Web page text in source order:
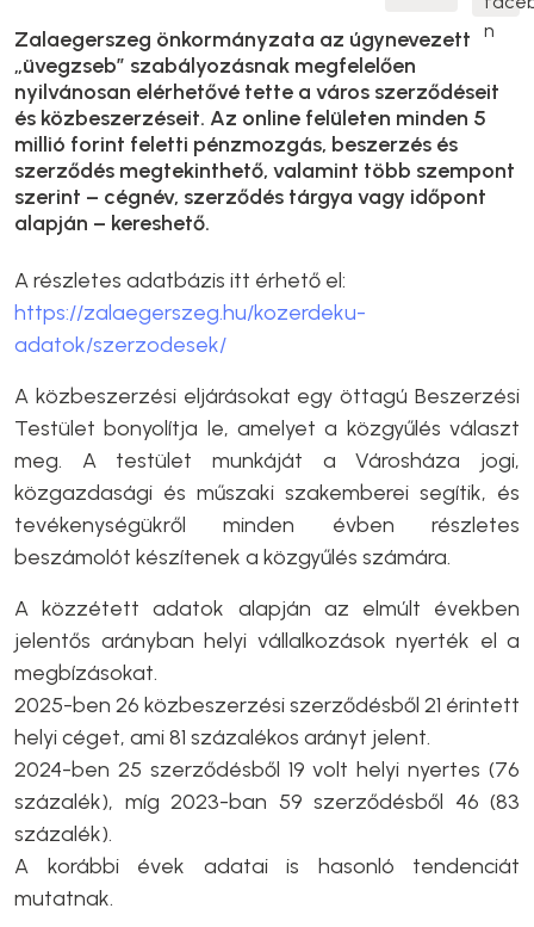
Zalaegerszeg önkormányzata az úgynevezett
„üvegzseb” szabályozásnak megfelelően
nyilvánosan elérhetővé tette a város szerződéseit
és közbeszerzéseit. Az online felületen minden 5
millió forint feletti pénzmozgás, beszerzés és
szerződés megtekinthető, valamint több szempont
szerint – cégnév, szerződés tárgya vagy időpont
alapján – kereshető.
A részletes adatbázis itt érhető el:
https://zalaegerszeg.hu/kozerdeku-
adatok/szerzodesek/
A közbeszerzési eljárásokat egy öttagú Beszerzési
Testület bonyolítja le, amelyet a közgyűlés választ
meg. A testület munkáját a Városháza jogi,
közgazdasági és műszaki szakemberei segítik, és
tevékenységükről minden évben részletes
beszámolót készítenek a közgyűlés számára.
A közzétett adatok alapján az elmúlt években
jelentős arányban helyi vállalkozások nyerték el a
megbízásokat.
2025-ben 26 közbeszerzési szerződésből 21 érintett
helyi céget, ami 81 százalékos arányt jelent.
2024-ben 25 szerződésből 19 volt helyi nyertes (76
százalék), míg 2023-ban 59 szerződésből 46 (83
százalék).
A korábbi évek adatai is hasonló tendenciát
mutatnak.